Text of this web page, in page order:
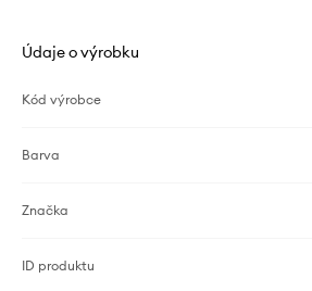
Údaje o výrobku
Kód výrobce
Barva
Značka
ID produktu